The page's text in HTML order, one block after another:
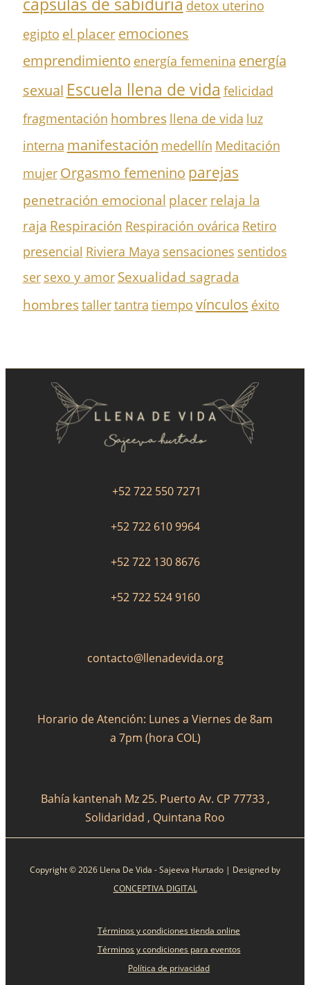
cápsulas de sabiduría detox uterino
egipto el placeremociones
emprendimiento energía femenina energía
sexual Escuela llena de vida felicidad
fragmentación hombres llena de vida luz
interna manifestación medellín Meditación
mujer Orgasmo femenino parejas
penetración emocional placer relaja la
raja Respiración Respiración ovárica Retiro
presencial Riviera Maya sensaciones sentidos
ser sexo y amor Sexualidad sagrada
hombrestallertantra tiempo vínculos éxito
+52 722 550 7271
+52 722 610 9964
+52 722 130 8676
+52 722 524 9160
contacto@llenadevida.org
Horario de Atención: Lunes a Viernes de 8am
a 7pm (hora COL)
Bahía kantenah Mz 25. Puerto Av. CP 77733 ,
Solidaridad , Quintana Roo
Copyright © 2026 Llena De Vida - Sajeeva Hurtado | Designed by
CONCEPTIVA DIGITAL
Términos y condiciones tienda online
Términos y condiciones para eventos
Política de privacidad